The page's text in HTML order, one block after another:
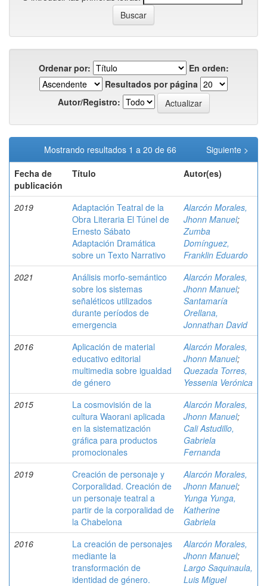
Ordenar por:
En orden:
Resultados por página
Autor/Registro:
Mostrando resultados 1 a 20 de 66
Siguiente >
Fecha de
publicación
Título Autor(es)
2019
Adaptación Teatral de la
Obra Literaria El Túnel de
Ernesto Sábato
Adaptación Dramática
sobre un Texto Narrativo
Alarcón Morales,
Jhonn Manuel;
Zumba
Domínguez,
Franklin Eduardo
2021
Análisis morfo-semántico
sobre los sistemas
señaléticos utilizados
durante períodos de
emergencia
Alarcón Morales,
Jhonn Manuel;
Santamaría
Orellana,
Jonnathan David
2016
Aplicación de material
educativo editorial
multimedia sobre igualdad
de género
Alarcón Morales,
Jhonn Manuel;
Quezada Torres,
Yessenia Verónica
2015
La cosmovisión de la
cultura Waorani aplicada
en la sistematización
gráfica para productos
promocionales
Alarcón Morales,
Jhonn Manuel;
Cali Astudillo,
Gabriela
Fernanda
2019
Creación de personaje y
Corporalidad. Creación de
un personaje teatral a
partir de la corporalidad de
la Chabelona
Alarcón Morales,
Jhonn Manuel;
Yunga Yunga,
Katherine
Gabriela
2016
La creación de personajes
mediante la
transformación de
identidad de género.
Alarcón Morales,
Jhonn Manuel;
Largo Saquinaula,
Luis Miguel